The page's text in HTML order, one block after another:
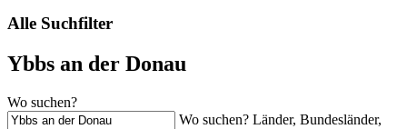
Alle Suchfilter
Ybbs an der Donau
Wo suchen?
Wo suchen? Länder, Bundesländer,